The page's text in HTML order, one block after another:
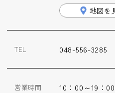
地図を
TEL 048-556-3285
営業時間 10：00～19：00